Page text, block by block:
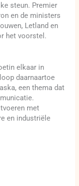
steun. Premier
en de ministers
Letland en
het voorstel.
elkaar in
daarnaartoe
een thema dat
met
en industriële